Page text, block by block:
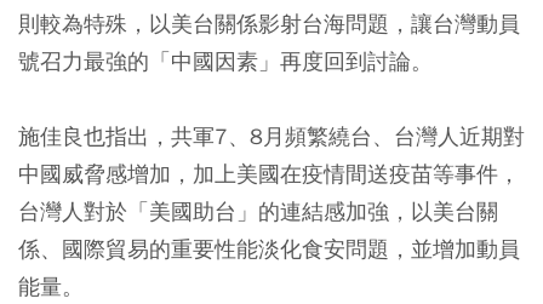
則較為特殊，以美台關係影射台海問題，讓台灣動員
號召力最強的「中國因素」再度回到討論。
施佳良也指出，共軍7、8月頻繁繞台、台灣人近期對
中國威脅感增加，加上美國在疫情間送疫苗等事件，
台灣人對於「美國助台」的連結感加強，以美台關
係、國際貿易的重要性能淡化食安問題，並增加動員
能量。